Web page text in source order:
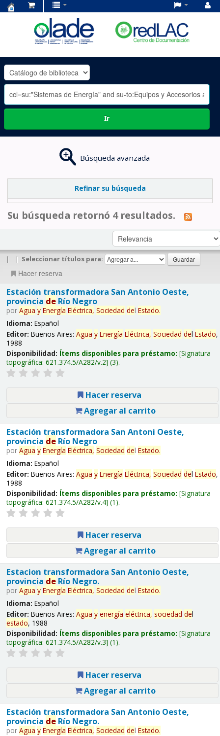
OLADE
-
Ir
Búsqueda avanzada
Refinar su búsqueda
Su búsqueda retornó 4 resultados.
| | Seleccionar títulos para:
Hacer reserva
Estación transformadora San Antonio Oeste,
provincia deRío Negro
por Agua y Energía Eléctrica, Sociedad del Estado.
Idioma: Español
Editor: Buenos Aires: Agua y Energía Eléctrica, Sociedad del Estado,
1988
Disponibilidad: Ítems disponibles para préstamo: Signatura
topográfica: 621.374.5/A282/v.2 (3).
Hacer reserva
Agregar al carrito
Estación transformadora San Antoni Oeste,
provincia deRío Negro
por Agua y Energía Eléctrica, Sociedad del Estado.
Idioma: Español
Editor: Buenos Aires: Agua y Energía Eléctrica, Sociedad del Estado,
1988
Disponibilidad: Ítems disponibles para préstamo: Signatura
topográfica: 621.374.5/A282/v.4 (1).
Hacer reserva
Agregar al carrito
Estacion transformadora San Antonio Oeste,
provincia deRío Negro.
por Agua y Energía Eléctrica, Sociedad del Estado.
Idioma: Español
Editor: Buenos Aires: Agua y energía eléctrica, sociedad del
estado, 1988
Disponibilidad: Ítems disponibles para préstamo: Signatura
topográfica: 621.374.5/A282/v.3 (1).
Hacer reserva
Agregar al carrito
Estación transformadora San Antonio Oeste,
provincia deRío Negro.
por Agua y Energía Eléctrica, Sociedad del Estado.